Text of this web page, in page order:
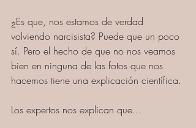
¿Es que, nos estamos de verdad
volviendo narcisista? Puede que un poco
sí. Pero el hecho de que no nos veamos
bien en ninguna de las fotos que nos
hacemos tiene una explicación científica.
Los expertos nos explican que...